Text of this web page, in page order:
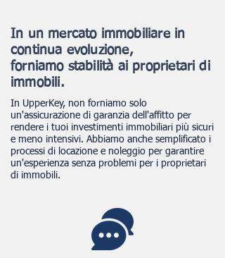
In un mercato immobiliare in
continua evoluzione,
forniamo stabilità ai proprietari di
immobili.
In UpperKey, non forniamo solo
un'assicurazione di garanzia dell'affitto per
rendere i tuoi investimenti immobiliari più sicuri
e meno intensivi. Abbiamo anche semplificato i
processi di locazione e noleggio per garantire
un'esperienza senza problemi per i proprietari
di immobili.